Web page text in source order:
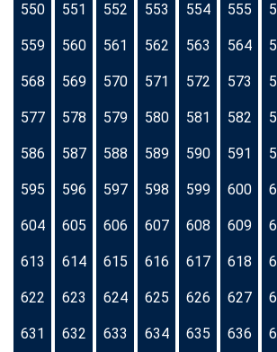
550 551 552 553 554 555
559 560 561 562 563 564
568 569 570 571 572 573
577 578 579 580 581 582
586 587 588 589 590 591
595 596 597 598 599 600
604 605 606 607 608 609
613 614 615 616 617 618
622 623 624 625 626 627
631 632 633 634 635 636